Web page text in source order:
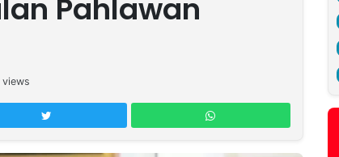
Pahlawan
views